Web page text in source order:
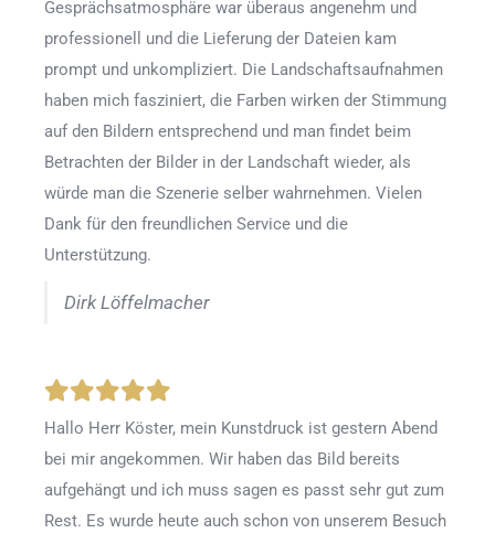
Gesprächsatmosphäre war überaus angenehm und
professionell und die Lieferung der Dateien kam
prompt und unkompliziert. Die Landschaftsaufnahmen
haben mich fasziniert, die Farben wirken der Stimmung
auf den Bildern entsprechend und man findet beim
Betrachten der Bilder in der Landschaft wieder, als
würde man die Szenerie selber wahrnehmen. Vielen
Dank für den freundlichen Service und die
Unterstützung.
Dirk Löffelmacher
Hallo Herr Köster, mein Kunstdruck ist gestern Abend
bei mir angekommen. Wir haben das Bild bereits
aufgehängt und ich muss sagen es passt sehr gut zum
Rest. Es wurde heute auch schon von unserem Besuch